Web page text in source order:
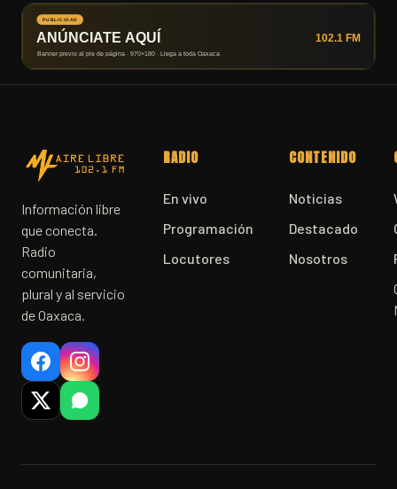
Información libre
que conecta.
Radio
comunitaria,
plural y al servicio
de Oaxaca.
RADIO
En vivo
Programación
Locutores
CONTENIDO
Noticias
Destacado
Nosotros